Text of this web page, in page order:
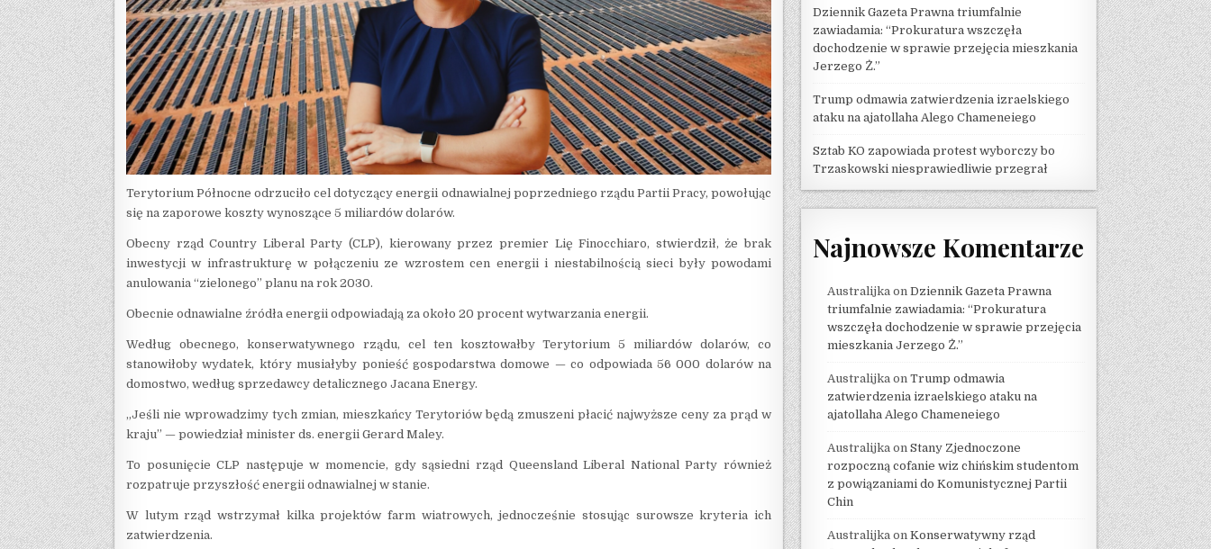
Terytorium Północne odrzuciło cel dotyczący energii odnawialnej poprzedniego rządu Partii Pracy, powołując
się na zaporowe koszty wynoszące 5 miliardów dolarów.
Obecny rząd Country Liberal Party (CLP), kierowany przez premier Lię Finocchiaro, stwierdził, że brak
inwestycji w infrastrukturę w połączeniu ze wzrostem cen energii i niestabilnością sieci były powodami
anulowania “zielonego” planu na rok 2030.
Obecnie odnawialne źródła energii odpowiadają za około 20 procent wytwarzania energii.
Według obecnego, konserwatywnego rządu, cel ten kosztowałby Terytorium 5 miliardów dolarów, co
stanowiłoby wydatek, który musiałyby ponieść gospodarstwa domowe — co odpowiada 56 000 dolarów na
domostwo, według sprzedawcy detalicznego Jacana Energy.
„Jeśli nie wprowadzimy tych zmian, mieszkańcy Terytoriów będą zmuszeni płacić najwyższe ceny za prąd w
kraju” — powiedział minister ds. energii Gerard Maley.
To posunięcie CLP następuje w momencie, gdy sąsiedni rząd Queensland Liberal National Party również
rozpatruje przyszłość energii odnawialnej w stanie.
W lutym rząd wstrzymał kilka projektów farm wiatrowych, jednocześnie stosując surowsze kryteria ich
zatwierdzenia.
Dziennik Gazeta Prawna triumfalnie
zawiadamia: “Prokuratura wszczęła
dochodzenie w sprawie przejęcia mieszkania
Jerzego Ż.”
Trump odmawia zatwierdzenia izraelskiego
ataku na ajatollaha Alego Chameneiego
Sztab KO zapowiada protest wyborczy bo
Trzaskowski niesprawiedliwie przegrał
Najnowsze Komentarze
Australijkaon Dziennik Gazeta Prawna
triumfalnie zawiadamia: “Prokuratura
wszczęła dochodzenie w sprawie przejęcia
mieszkania Jerzego Ż.”
Australijkaon Trump odmawia
zatwierdzenia izraelskiego ataku na
ajatollaha Alego Chameneiego
Australijkaon Stany Zjednoczone
rozpoczną cofanie wiz chińskim studentom
z powiązaniami do Komunistycznej Partii
Chin
Australijkaon Konserwatywny rząd